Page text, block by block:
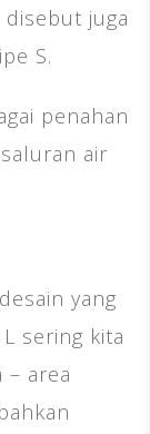
juga
S.
penahan
air
yang
sering kita
– area